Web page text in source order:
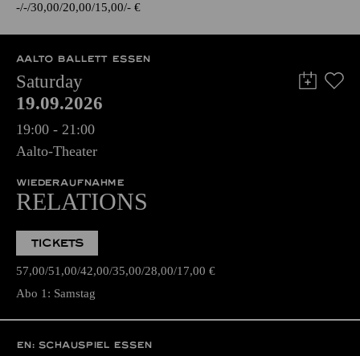
- - 30,00 20,00 15,00 - €
AALTO BALLETT ESSEN
Saturday
19.09.2026
19:00 - 21:00
Aalto-Theater
WIEDERAUFNAHME
RELATIONS
TICKETS
57,00 51,00 42,00 35,00 28,00 17,00 €
Abo 1: Samstag
EN: SCHAUSPIEL ESSEN